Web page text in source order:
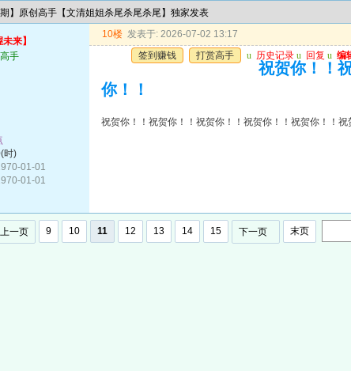
】原创高手【文清姐姐杀尾杀尾杀尾】独家发表
未来】
手
时)
01-01
01-01
10楼 发表于: 2026-07-02 13:17
签到赚钱
打赏高手 u 历史记录 u 回复 u 编
祝贺你！！
你！！
祝贺你！！祝贺你！！祝贺你！！祝贺你！！祝贺你！！祝
上一页 9 10 11 12 13 14 15 下一页 末页